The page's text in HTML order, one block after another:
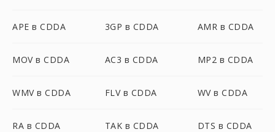
APE в CDDA 3GP в CDDA AMR в CDDA
MOV в CDDA AC3 в CDDA MP2 в CDDA
WMV в CDDA FLV в CDDA WV в CDDA
RA в CDDA TAK в CDDA DTS в CDDA